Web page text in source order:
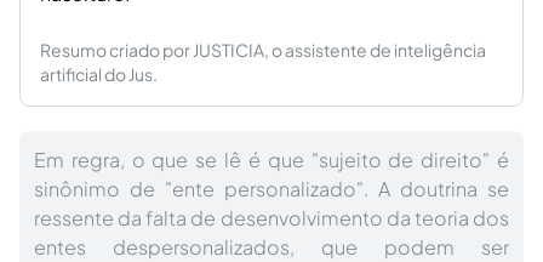
Resumo criado por JUSTICIA, o assistente de inteligência
artificial do Jus.
Em regra, o que se lê é que "sujeito de direito" é
sinônimo de "ente personalizado". A doutrina se
ressente da falta de desenvolvimento da teoria dos
entes despersonalizados, que podem ser